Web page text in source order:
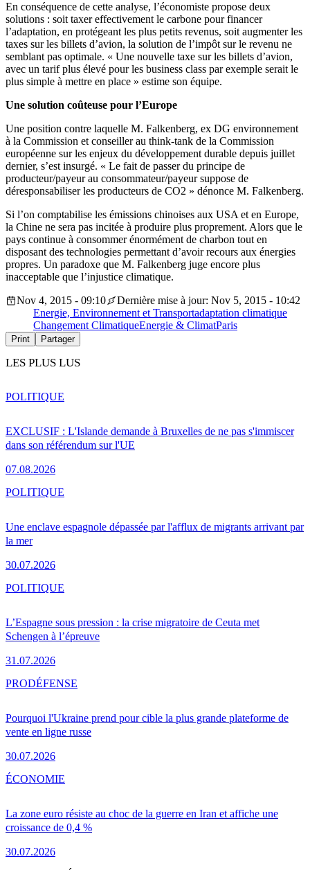
En conséquence de cette analyse, l’économiste propose deux
solutions : soit taxer effectivement le carbone pour financer
l’adaptation, en protégeant les plus petits revenus, soit augmenter les
taxes sur les billets d’avion, la solution de l’impôt sur le revenu ne
semblant pas optimale. « Une nouvelle taxe sur les billets d’avion,
avec un tarif plus élevé pour les business class par exemple serait le
plus simple à mettre en place » estime son équipe.
Une solution coûteuse pour l’Europe
Une position contre laquelle M. Falkenberg, ex DG environnement
à la Commission et conseiller au think-tank de la Commission
européenne sur les enjeux du développement durable depuis juillet
dernier, s’est insurgé. « Le fait de passer du principe de
producteur/payeur au consommateur/payeur suppose de
déresponsabiliser les producteurs de CO2 » dénonce M. Falkenberg.
Si l’on comptabilise les émissions chinoises aux USA et en Europe,
la Chine ne sera pas incitée à produire plus proprement. Alors que le
pays continue à consommer énormément de charbon tout en
disposant des technologies permettant d’avoir recours aux énergies
propres. Un paradoxe que M. Falkenberg juge encore plus
inacceptable que l’injustice climatique.
Nov 4, 2015 - 09:10
Dernière mise à jour: Nov 5, 2015 - 10:42
Energie, Environnement et Transportadaptation climatique
Changement ClimatiqueEnergie & ClimatParis
Print Partager
LES PLUS LUS
EXCLUSIF : L'Islande demande à Bruxelles de ne pas s'immiscer
dans son référendum sur l'UE
07.08.2026
POLITIQUE
Une enclave espagnole dépassée par l'afflux de migrants arrivant par
la mer
30.07.2026
POLITIQUE
L’Espagne sous pression : la crise migratoire de Ceuta met
Schengen à l’épreuve
31.07.2026
POLITIQUE
Pourquoi l'Ukraine prend pour cible la plus grande plateforme de
vente en ligne russe
30.07.2026
PRODÉFENSE
La zone euro résiste au choc de la guerre en Iran et affiche une
croissance de 0,4 %
30.07.2026
ÉCONOMIE